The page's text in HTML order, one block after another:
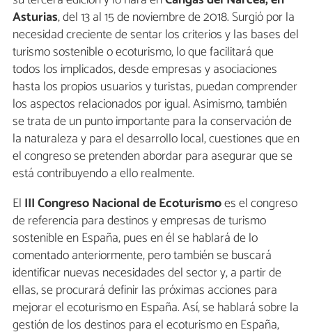
Asturias, del 13 al 15 de noviembre de 2018. Surgió por la
necesidad creciente de sentar los criterios y las bases del
turismo sostenible o ecoturismo, lo que facilitará que
todos los implicados, desde empresas y asociaciones
hasta los propios usuarios y turistas, puedan comprender
los aspectos relacionados por igual. Asimismo, también
se trata de un punto importante para la conservación de
la naturaleza y para el desarrollo local, cuestiones que en
el congreso se pretenden abordar para asegurar que se
está contribuyendo a ello realmente.
El III Congreso Nacional de Ecoturismoes el congreso
de referencia para destinos y empresas de turismo
sostenible en España, pues en él se hablará de lo
comentado anteriormente, pero también se buscará
identificar nuevas necesidades del sector y, a partir de
ellas, se procurará definir las próximas acciones para
mejorar el ecoturismo en España. Así, se hablará sobre la
gestión de los destinos para el ecoturismo en España,